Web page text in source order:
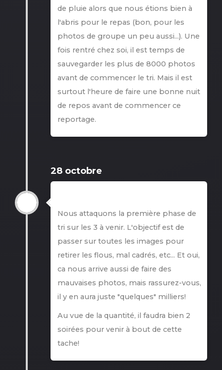
de pluie alors que nous étions bien à
l'abris pour le repas (bon, pour les
photos de groupe un peu aussi...). Une
fois rentré chez soi, il est temps de
sauvegarder les plus de 8000 photos
avant de commencer le tri. Mais il est
surtout l'heure de faire une bonne nuit
de repos avant de commencer ce
reportage.
28 octobre
Nous attaquons la première phase de
tri sur les 3 à venir. L'objectif est de
passer sur toutes les images pour
retirer les flous, mal cadrés, etc... Et oui,
ca nous arrive aussi de faire des
mauvaises photos, mais rassurez-vous,
il y en aura juste "quelques" milliers!
Au vue de la quantité, il faudra bien 2
soirées pour venir à bout de cette
tache!